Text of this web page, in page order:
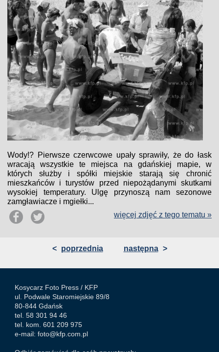
Wody!? Pierwsze czerwcowe upały sprawiły, że do łask
wracają wszystkie te miejsca na gdańskiej mapie, w
których służby i spółki miejskie starają się chronić
mieszkańców i turystów przed niepożądanymi skutkami
wysokiej temperatury. Ulgę przynoszą nam sezonowe
zamgławiacze i mgiełki...
więcej zdjęć z tego tematu »
< poprzednia następna >
Kosycarz Foto Press / KFP
ul. Podwale Staromiejskie 89/8
80-844 Gdańsk
tel. 58 301 94 46
tel. kom. 601 209 975
e-mail: foto@kfp.com.pl